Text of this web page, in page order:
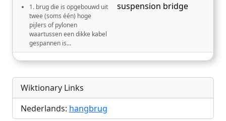
1. brug die is opgebouwd uit
twee (soms één) hoge
pijlers of pylonen
waartussen een dikke kabel
gespannen is...
suspension bridge
Wiktionary Links
Nederlands: hangbrug